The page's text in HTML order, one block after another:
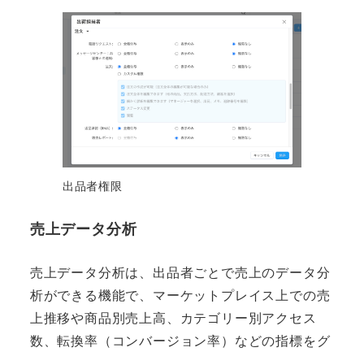
出品者権限
売上データ分析
売上データ分析は、出品者ごとで売上のデータ分
析ができる機能で、マーケットプレイス上での売
上推移や商品別売上高、カテゴリー別アクセス
数、転換率（コンバージョン率）などの指標をグ